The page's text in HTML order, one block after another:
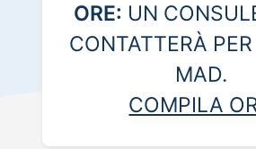
ORE: UN
CONTATTERÀ
MAD.
COMPILA